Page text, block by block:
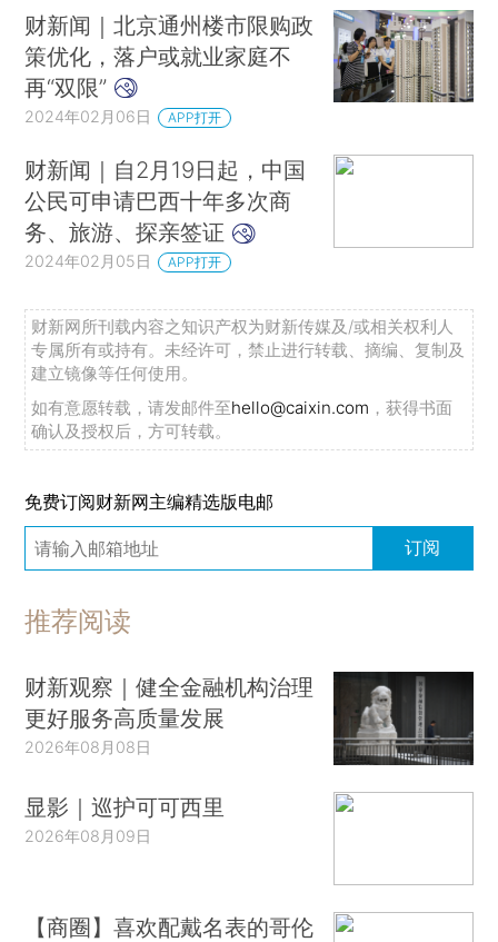
财新闻｜北京通州楼市限购政
策优化，落户或就业家庭不
再“双限”
2024年02月06日 APP打开
财新闻｜自2月19日起，中国
公民可申请巴西十年多次商
务、旅游、探亲签证
2024年02月05日 APP打开
财新网所刊载内容之知识产权为财新传媒及/或相关权利人
专属所有或持有。未经许可，禁止进行转载、摘编、复制及
建立镜像等任何使用。
如有意愿转载，请发邮件至hello@caixin.com ，获得书面
确认及授权后，方可转载。
免费订阅财新网主编精选版电邮
订阅
推荐阅读
财新观察｜健全金融机构治理
更好服务高质量发展
2026年08月08日
显影｜巡护可可西里
2026年08月09日
【商圈】喜欢配戴名表的哥伦